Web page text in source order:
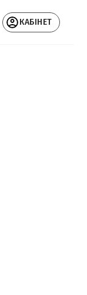
КАБІНЕТ